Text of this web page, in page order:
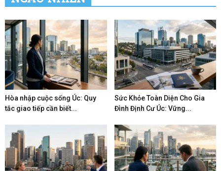
Hòa nhập cuộc sống Úc: Quy
tắc giao tiếp cần biết...
Sức Khỏe Toàn Diện Cho Gia
Đình Định Cư Úc: Vững...